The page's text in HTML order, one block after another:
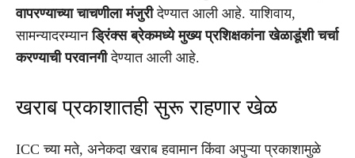
वापरण्याच्या चाचणीला मंजुरीदेण्यात आली आहे. याशिवाय,
सामन्यादरम्यानड्रिंक्स ब्रेकमध्ये मुख्य प्रशिक्षकांना खेळाडूंशी चर्चा
करण्याची परवानगीदेण्यात आली आहे.
खराब प्रकाशातही सुरू राहणार खेळ
ICC च्या मते, अनेकदा खराब हवामान किंवा अपुऱ्या प्रकाशामुळे